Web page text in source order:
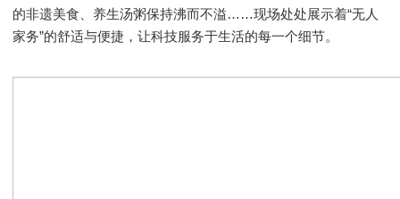
的非遗美食、养生汤粥保持沸而不溢……现场处处展示着“无人
家务”的舒适与便捷，让科技服务于生活的每一个细节。